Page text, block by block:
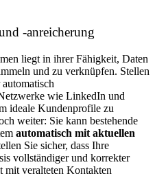
-anreicherung
liegt in ihrer Fähigkeit, Daten
und zu verknüpfen. Stellen
wie LinkedIn und
ideale Kundenprofile zu
weiter: Sie kann bestehende
automatisch mit aktuellen
Sie sicher, dass Ihre
vollständiger und korrekter
mit veralteten Kontakten